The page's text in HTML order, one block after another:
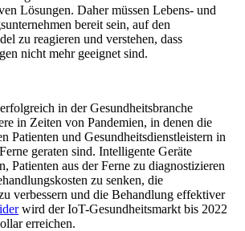
Lösungen. Daher müssen Lebens- und
bereit sein, auf den
zu reagieren und verstehen, dass
nicht mehr geeignet sind.
in der Gesundheitsbranche
in Zeiten von Pandemien, in denen die
Patienten und Gesundheitsdienstleistern in
geraten sind. Intelligente Geräte
Patienten aus der Ferne zu diagnostizieren
zu senken, die
verbessern und die Behandlung effektiver
wird der IoT-Gesundheitsmarkt bis 2022
erreichen.